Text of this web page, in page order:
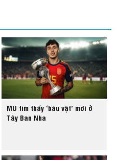
MU tìm thấy ‘báu vật’ mới ở
Tây Ban Nha